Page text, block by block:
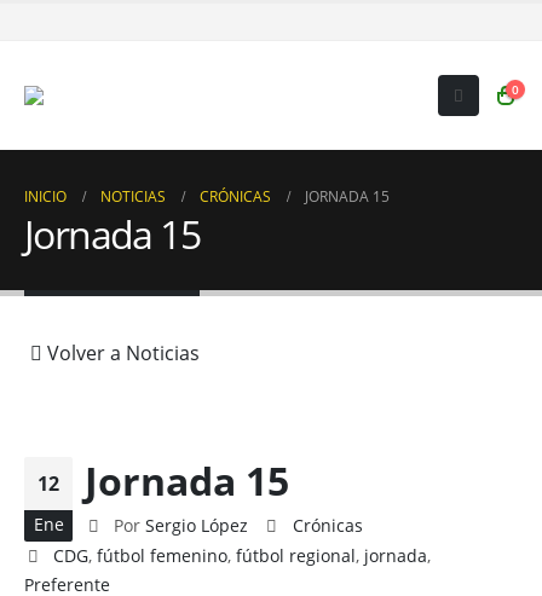
0
INICIO NOTICIAS CRÓNICAS JORNADA 15
Jornada 15
Volver a Noticias
12
Ene
Jornada 15
Por Sergio López
Crónicas
CDG,fútbol femenino,fútbol regional, jornada,
Preferente